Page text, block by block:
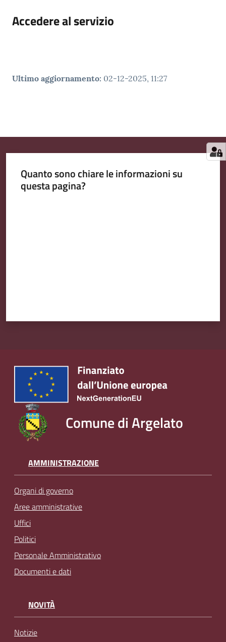
Accedere al servizio
Ultimo aggiornamento: 02-12-2025, 11:27
Quanto sono chiare le informazioni su
questa pagina?
Comune di Argelato
AMMINISTRAZIONE
Organi di governo
Aree amministrative
Uffici
Politici
Personale Amministrativo
Documenti e dati
NOVITÀ
Notizie